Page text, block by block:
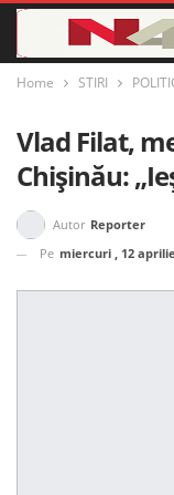
Home STIRI
Vlad Filat,
Chișinău:
Autor Reporter
Pe miercuri , 12